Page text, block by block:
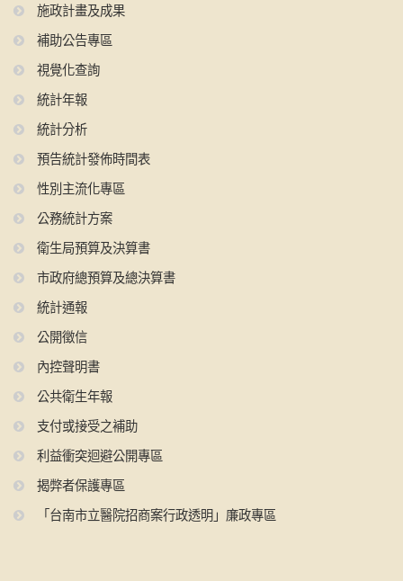
施政計畫及成果
補助公告專區
視覺化查詢
統計年報
統計分析
預告統計發佈時間表
性別主流化專區
公務統計方案
衛生局預算及決算書
市政府總預算及總決算書
統計通報
公開徵信
內控聲明書
公共衛生年報
支付或接受之補助
利益衝突迴避公開專區
揭弊者保護專區
「台南市立醫院招商案行政透明」廉政專區